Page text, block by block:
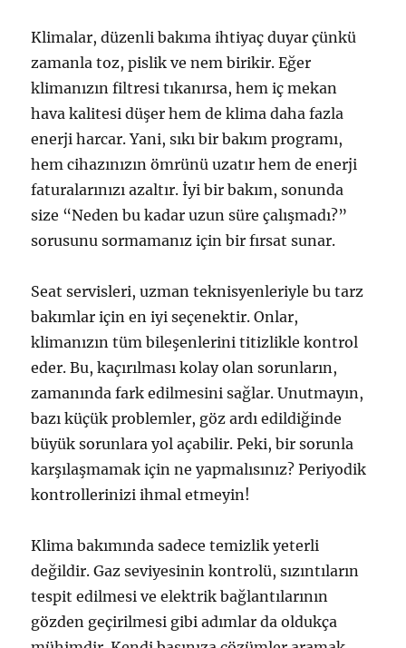
Klimalar, düzenli bakıma ihtiyaç duyar çünkü
zamanla toz, pislik ve nem birikir. Eğer
klimanızın filtresi tıkanırsa, hem iç mekan
hava kalitesi düşer hem de klima daha fazla
enerji harcar. Yani, sıkı bir bakım programı,
hem cihazınızın ömrünü uzatır hem de enerji
faturalarınızı azaltır. İyi bir bakım, sonunda
size “Neden bu kadar uzun süre çalışmadı?”
sorusunu sormamanız için bir fırsat sunar.
Seat servisleri, uzman teknisyenleriyle bu tarz
bakımlar için en iyi seçenektir. Onlar,
klimanızın tüm bileşenlerini titizlikle kontrol
eder. Bu, kaçırılması kolay olan sorunların,
zamanında fark edilmesini sağlar. Unutmayın,
bazı küçük problemler, göz ardı edildiğinde
büyük sorunlara yol açabilir. Peki, bir sorunla
karşılaşmamak için ne yapmalısınız? Periyodik
kontrollerinizi ihmal etmeyin!
Klima bakımında sadece temizlik yeterli
değildir. Gaz seviyesinin kontrolü, sızıntıların
tespit edilmesi ve elektrik bağlantılarının
gözden geçirilmesi gibi adımlar da oldukça